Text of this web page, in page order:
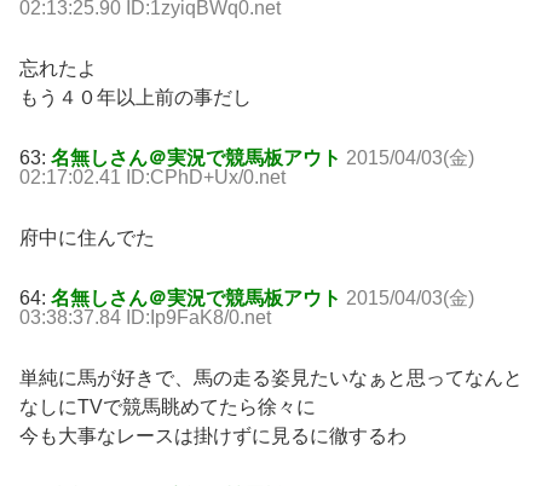
02:13:25.90 ID:1zyiqBWq0.net
忘れたよ
もう４０年以上前の事だし
63: 名無しさん＠実況で競馬板アウト 2015/04/03(金)
02:17:02.41 ID:CPhD+Ux/0.net
府中に住んでた
64: 名無しさん＠実況で競馬板アウト 2015/04/03(金)
03:38:37.84 ID:Ip9FaK8/0.net
単純に馬が好きで、馬の走る姿見たいなぁと思ってなんと
なしにTVで競馬眺めてたら徐々に
今も大事なレースは掛けずに見るに徹するわ